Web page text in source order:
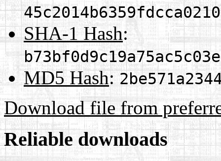
SHA-1 Hash:
MD5 Hash:
Download file from
Reliable downloads